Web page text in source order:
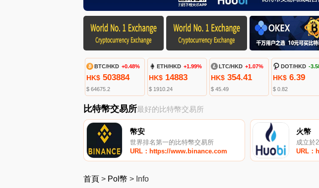
BTC/HKD +0.48%
HK$ 503884
$ 64675.2
ETH/HKD +1.99%
HK$14883
$ 1910.24
LTC/HKD +1.07%
HK$354.41
$ 45.49
DOT/HKD -
HK$6.39
$ 0.82
比特幣交易所最好的比特幣交易所
幣安
世界排名第一的比特幣交易所
URL：https://www.binance.com
火幣
成立於
URL：
首頁 > Pol幣 > Info